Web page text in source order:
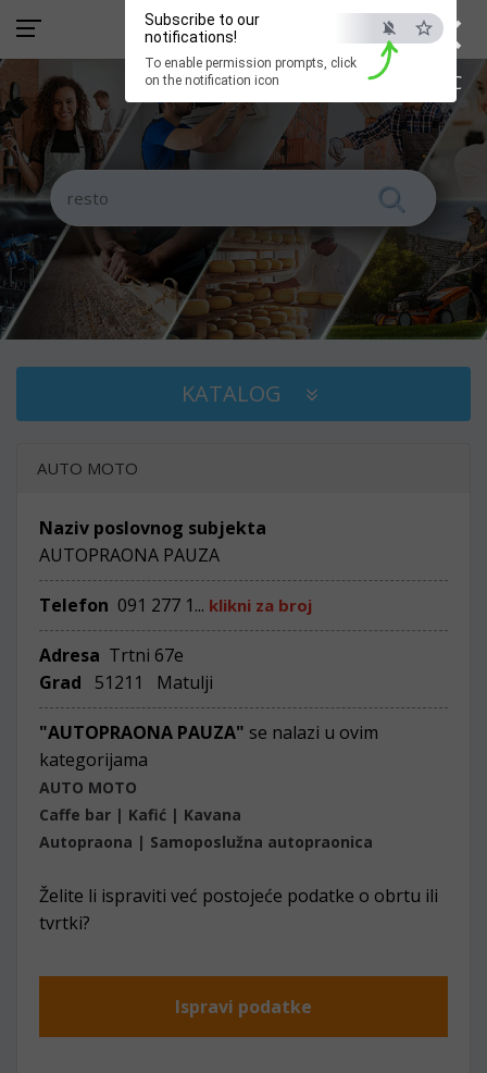
×
ESC
Subscribe to our
notifications!
To enable permission prompts, click
on the notification icon
KATALOG
AUTO MOTO
Naziv poslovnog subjekta
AUTOPRAONA PAUZA
Telefon 091 277 1... klikni za broj
Adresa Trtni 67e
Grad
51211 Matulji
"AUTOPRAONA PAUZA" se nalazi u ovim
kategorijama
AUTO MOTO
Caffe bar | Kafić | Kavana
Autopraona | Samoposlužna autopraonica
Želite li ispraviti već postojeće podatke o obrtu ili
tvrtki?
Ispravi podatke